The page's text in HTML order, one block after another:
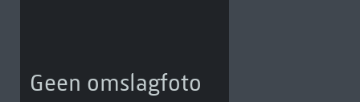
Geen omslagfoto